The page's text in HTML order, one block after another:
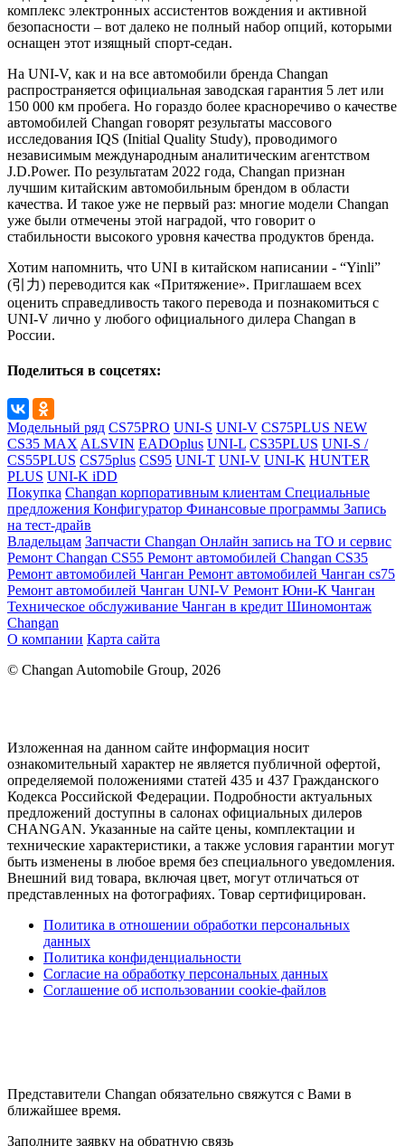
комплекс электронных ассистентов вождения и активной
безопасности – вот далеко не полный набор опций, которыми
оснащен этот изящный спорт-седан.
На UNI-V, как и на все автомобили бренда Changan
распространяется официальная заводская гарантия 5 лет или
150 000 км пробега. Но гораздо более красноречиво о качестве
автомобилей Changan говорят результаты массового
исследования IQS (Initial Quality Study), проводимого
независимым международным аналитическим агентством
J.D.Power. По результатам 2022 года, Changan признан
лучшим китайским автомобильным брендом в области
качества. И такое уже не первый раз: многие модели Changan
уже были отмечены этой наградой, что говорит о
стабильности высокого уровня качества продуктов бренда.
Хотим напомнить, что UNI в китайском написании - “Yinli”
(引力) переводится как «Притяжение». Приглашаем всех
оценить справедливость такого перевода и познакомиться с
UNI-V лично у любого официального дилера Changan в
России.
Поделиться в соцсетях:
Модельный ряд CS75PRO UNI-S UNI-V CS75PLUS NEW
CS35 MAX ALSVIN EADOplus UNI-L CS35PLUS UNI-S /
CS55PLUS CS75plus CS95 UNI-T UNI-V UNI-K HUNTER
PLUS UNI-K iDD
Покупка Changan корпоративным клиентам Специальные
предложения Конфигуратор Финансовые программы Запись
на тест-драйв
Владельцам Запчасти Changan Онлайн запись на ТО и сервис
Ремонт Changan CS55 Ремонт автомобилей Changan CS35
Ремонт автомобилей Чанган Ремонт автомобилей Чанган cs75
Ремонт автомобилей Чанган UNI-V Ремонт Юни-К Чанган
Техническое обслуживание Чанган в кредит Шиномонтаж
Changan
О компании Карта сайта
© Changan Automobile Group, 2026
Изложенная на данном сайте информация носит
ознакомительный характер не является публичной офертой,
определяемой положениями статей 435 и 437 Гражданского
Кодекса Российской Федерации. Подробности актуальных
предложений доступны в салонах официальных дилеров
CHANGAN. Указанные на сайте цены, комплектации и
технические характеристики, а также условия гарантии могут
быть изменены в любое время без специального уведомления.
Внешний вид товара, включая цвет, могут отличаться от
представленных на фотографиях. Товар сертифицирован.
Политика в отношении обработки персональных
данных
Политика конфиденциальности
Согласие на обработку персональных данных
Соглашение об использовании cookie-файлов
Представители Changan обязательно свяжутся с Вами в
ближайшее время.
Заполните заявку на обратную связь